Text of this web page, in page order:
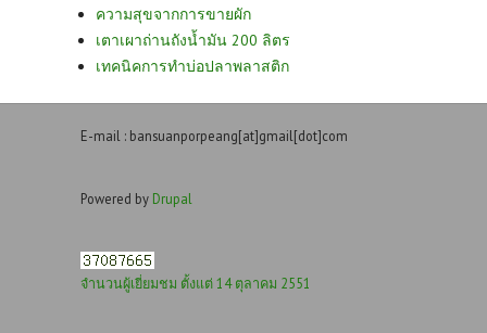
ความสุขจากการขายผัก
เตาเผาถ่านถังน้ำมัน 200 ลิตร
เทคนิคการทำบ่อปลาพลาสติก
E-mail : bansuanporpeang[at]gmail[dot]com
Powered by Drupal
จำนวนผู้เยี่ยมชม ตั้งแต่ 14 ตุลาคม 2551